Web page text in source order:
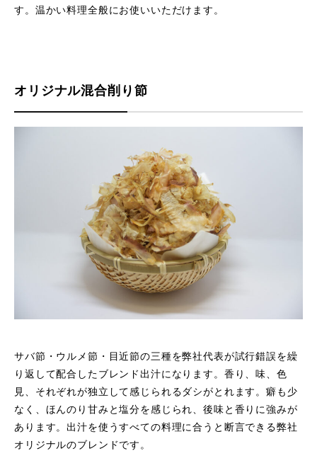
す。温かい料理全般にお使いいただけます。
オリジナル混合削り節
サバ節・ウルメ節・目近節の三種を弊社代表が試行錯誤を繰
り返して配合したブレンド出汁になります。香り、味、色
見、それぞれが独立して感じられるダシがとれます。癖も少
なく、ほんのり甘みと塩分を感じられ、後味と香りに強みが
あります。出汁を使うすべての料理に合うと断言できる弊社
オリジナルのブレンドです。